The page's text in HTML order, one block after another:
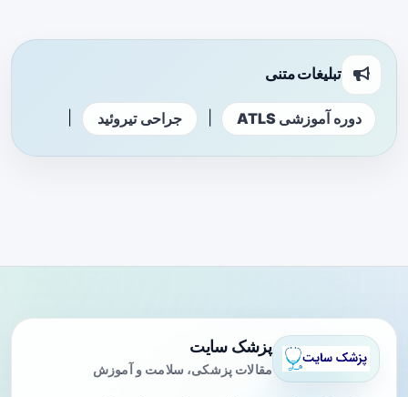
تبلیغات متنی
دوره آموزشی ATLS جراحی تیروئید
پزشک سایت
مقالات پزشکی، سلامت و آموزش